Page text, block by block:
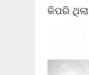
କିପରି